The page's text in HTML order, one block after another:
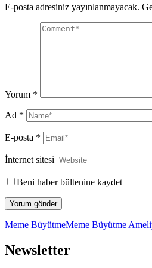
E-posta adresiniz yayınlanmayacak.
Yorum *
Ad *
E-posta *
İnternet sitesi
Beni haber bültenine kaydet
Meme BüyütmeMeme Büyütme
Newsletter